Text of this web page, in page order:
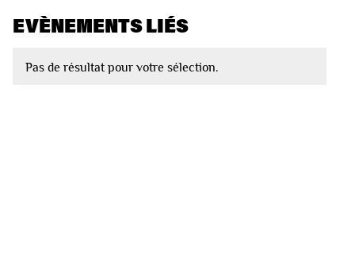
EVÈNEMENTS LIÉS
Pas de résultat pour votre sélection.